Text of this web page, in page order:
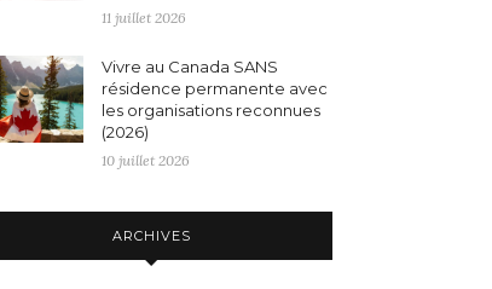
11 juillet 2026
Vivre au Canada SANS
résidence permanente avec
les organisations reconnues
(2026)
10 juillet 2026
ARCHIVES